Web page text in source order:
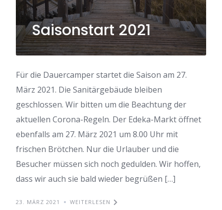
Saisonstart 2021
Für die Dauercamper startet die Saison am 27.
März 2021. Die Sanitärgebäude bleiben
geschlossen. Wir bitten um die Beachtung der
aktuellen Corona-Regeln. Der Edeka-Markt öffnet
ebenfalls am 27. März 2021 um 8.00 Uhr mit
frischen Brötchen. Nur die Urlauber und die
Besucher müssen sich noch gedulden. Wir hoffen,
dass wir auch sie bald wieder begrüßen […]
23. MÄRZ 2021 WEITERLESEN